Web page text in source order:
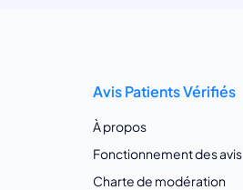
Avis Patients Vérifiés
À propos
Fonctionnement des avis
Charte de modération